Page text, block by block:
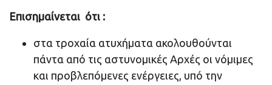
Επισημαίνεται ότι :
στα τροχαία ατυχήματα ακολουθούνται
πάντα από τις αστυνομικές Αρχές οι νόμιμες
και προβλεπόμενες ενέργειες, υπό την